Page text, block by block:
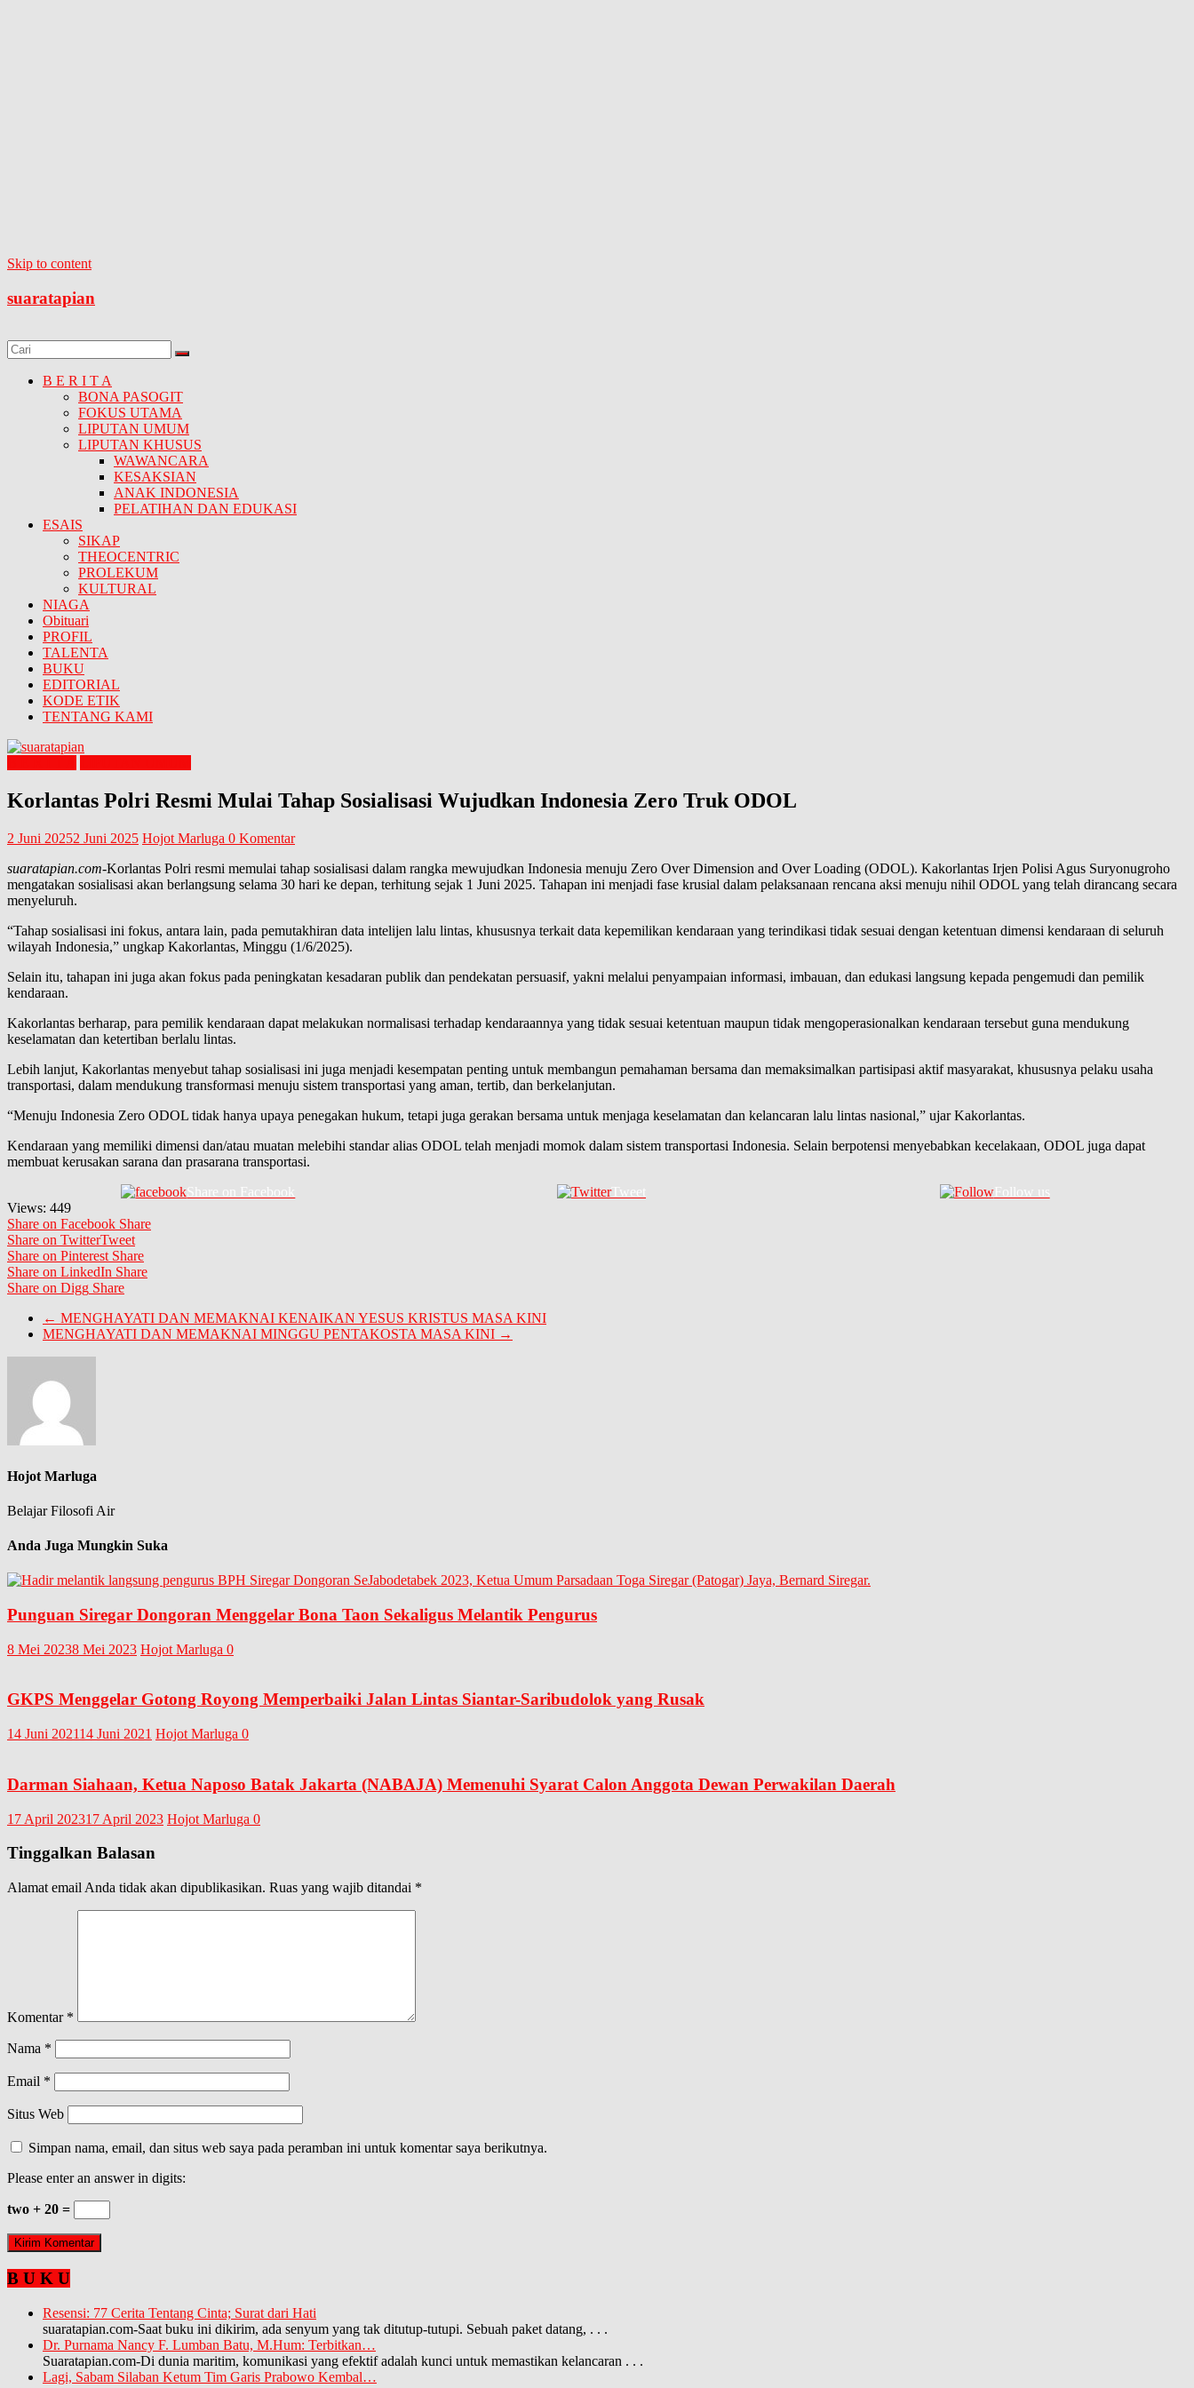
Skip to content
suaratapian
B E R I T A
BONA PASOGIT
FOKUS UTAMA
LIPUTAN UMUM
LIPUTAN KHUSUS
WAWANCARA
KESAKSIAN
ANAK INDONESIA
PELATIHAN DAN EDUKASI
ESAIS
SIKAP
THEOCENTRIC
PROLEKUM
KULTURAL
NIAGA
Obituari
PROFIL
TALENTA
BUKU
EDITORIAL
KODE ETIK
TENTANG KAMI
Korlantas Polri Resmi Mulai Tahap Sosialisasi Wujudkan Indonesia Zero Truk ODOL
2 Juni 20252 Juni 2025 Hojot Marluga 0 Komentar
suaratapian.com-Korlantas Polri resmi memulai tahap sosialisasi dalam rangka mewujudkan Indonesia menuju Zero Over Dimension and Over Loading (ODOL). Kakorlantas Irjen Polisi Agus Suryonugroho
mengatakan sosialisasi akan berlangsung selama 30 hari ke depan, terhitung sejak 1 Juni 2025. Tahapan ini menjadi fase krusial dalam pelaksanaan rencana aksi menuju nihil ODOL yang telah dirancang secara
menyeluruh.
“Tahap sosialisasi ini fokus, antara lain, pada pemutakhiran data intelijen lalu lintas, khususnya terkait data kepemilikan kendaraan yang terindikasi tidak sesuai dengan ketentuan dimensi kendaraan di seluruh
wilayah Indonesia,” ungkap Kakorlantas, Minggu (1/6/2025).
Selain itu, tahapan ini juga akan fokus pada peningkatan kesadaran publik dan pendekatan persuasif, yakni melalui penyampaian informasi, imbauan, dan edukasi langsung kepada pengemudi dan pemilik
kendaraan.
Kakorlantas berharap, para pemilik kendaraan dapat melakukan normalisasi terhadap kendaraannya yang tidak sesuai ketentuan maupun tidak mengoperasionalkan kendaraan tersebut guna mendukung
keselamatan dan ketertiban berlalu lintas.
Lebih lanjut, Kakorlantas menyebut tahap sosialisasi ini juga menjadi kesempatan penting untuk membangun pemahaman bersama dan memaksimalkan partisipasi aktif masyarakat, khususnya pelaku usaha
transportasi, dalam mendukung transformasi menuju sistem transportasi yang aman, tertib, dan berkelanjutan.
“Menuju Indonesia Zero ODOL tidak hanya upaya penegakan hukum, tetapi juga gerakan bersama untuk menjaga keselamatan dan kelancaran lalu lintas nasional,” ujar Kakorlantas.
Kendaraan yang memiliki dimensi dan/atau muatan melebihi standar alias ODOL telah menjadi momok dalam sistem transportasi Indonesia. Selain berpotensi menyebabkan kecelakaan, ODOL juga dapat
membuat kerusakan sarana dan prasarana transportasi.
Share on Facebook
Tweet
Follow us
Views: 449
Share on Facebook Share
Share on TwitterTweet
Share on Pinterest Share
Share on LinkedIn Share
Share on Digg Share
← MENGHAYATI DAN MEMAKNAI KENAIKAN YESUS KRISTUS MASA KINI
MENGHAYATI DAN MEMAKNAI MINGGU PENTAKOSTA MASA KINI →
Hojot Marluga
Belajar Filosofi Air
Anda Juga Mungkin Suka
Punguan Siregar Dongoran Menggelar Bona Taon Sekaligus Melantik Pengurus
8 Mei 20238 Mei 2023 Hojot Marluga 0
GKPS Menggelar Gotong Royong Memperbaiki Jalan Lintas Siantar-Saribudolok yang Rusak
14 Juni 202114 Juni 2021 Hojot Marluga 0
Darman Siahaan, Ketua Naposo Batak Jakarta (NABAJA) Memenuhi Syarat Calon Anggota Dewan Perwakilan Daerah
17 April 202317 April 2023 Hojot Marluga 0
Tinggalkan Balasan
Alamat email Anda tidak akan dipublikasikan. Ruas yang wajib ditandai *
Komentar *
Nama *
Email *
Situs Web
Simpan nama, email, dan situs web saya pada peramban ini untuk komentar saya berikutnya.
Please enter an answer in digits:
two + 20 =
B U K U
Resensi: 77 Cerita Tentang Cinta; Surat dari Hati
suaratapian.com-Saat buku ini dikirim, ada senyum yang tak ditutup-tutupi. Sebuah paket datang, . . .
Dr. Purnama Nancy F. Lumban Batu, M.Hum: Terbitkan…
Suaratapian.com-Di dunia maritim, komunikasi yang efektif adalah kunci untuk memastikan kelancaran . . .
Lagi, Sabam Silaban Ketum Tim Garis Prabowo Kembal…